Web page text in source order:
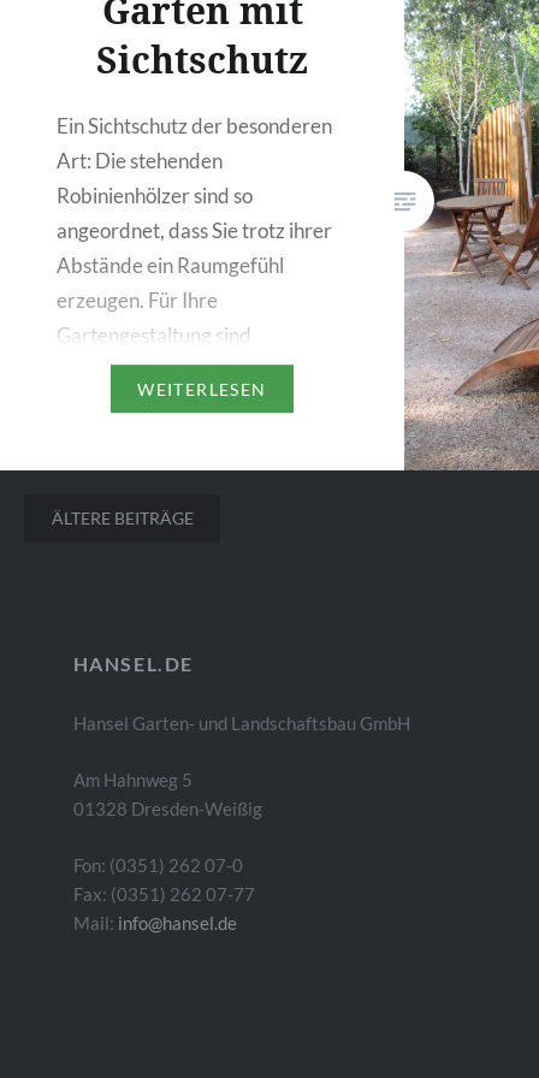
Garten mit
Sichtschutz
Ein Sichtschutz der besonderen
Art: Die stehenden
Robinienhölzer sind so
angeordnet, dass Sie trotz ihrer
Abstände ein Raumgefühl
erzeugen. Für Ihre
Gartengestaltung sind
Robinienstämme eine exzellente
elastischen und dauerhaften
Robinienstämme hervorragend.
WEITERLESEN
Beitragsnavigation
ÄLTERE BEITRÄGE
HANSEL.DE
Hansel Garten- und Landschaftsbau GmbH
Am Hahnweg 5
01328 Dresden-Weißig
Fon: (0351) 262 07-0
Fax: (0351) 262 07-77
Mail: info@hansel.de